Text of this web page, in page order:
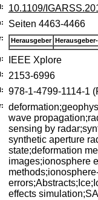
10.1109/
Seiten 4463-4466
Herausgeber
IEEE Xplore
2153-6996
978-1-4799-1114-1
wave
sensing by
synthetic aperture
state;deformation
images;ionosphere
effects